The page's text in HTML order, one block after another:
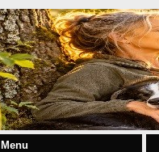
Menu